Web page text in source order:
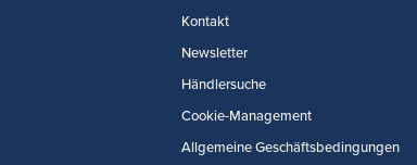
Kontakt
Newsletter
Händlersuche
Cookie-Management
Allgemeine Geschäftsbedingungen